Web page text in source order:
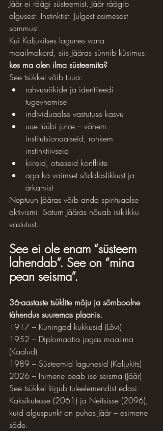
Jäär ei räägi süsteemist. Jäär räägib
algusest. Instinktist. Julgest esimesest
sammust.
Kui Kaljukitses lagunes vana
maailmakord, siis Jääras sünnib küsimus:
kes ma olen ilma süsteemita?
See tsükkel võib tuua:
rahvusriikide ja identiteedi
tugevnemise
individuaalse vastutuse kasvu
uue tüübi juhte – vähem
institutsionaalseid, rohkem
instinktiivseid
kiireid, otseseid konflikte
aga ka vaimset sõdalaslikkust ja
ärkamist
Neptuun Jääras võib anda spirituaalse
aktivismi. Saturn Jääras nõuab isiklikku
vastutust.
See ei ole enam “süsteem
lahendab”. See on “mina
pean seisma”.
36-aastaste tsüklite mõju ja sõmboolne
tähendus suuremas plaanis.
1917 – Kuningad kukkusid (Lõvi)
1952 – Diplomaatia jagas maailma
(Kaalud)
1989 – Süsteemid lagunesid (Kaljukits)
2026 – Inimene peab ise seisma (Jäär)
See tsükkel liigub tuleelemendist edasi
Kaksikutesse (2061) ja Neitsisse (2096),
kuid alguspunkt on puhas Jäär – esimene
säde.